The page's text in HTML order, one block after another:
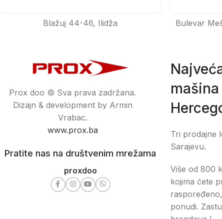
Blažuj 44-46, Ilidža Bulevar
Prox doo © Sva prava zadržana.
Dizajn & development by Armin
Vrabac.
www.prox.ba
Pratite nas na društvenim mrežama
proxdoo
Tri prodajne
Sarajevu.
Više od 800
kojima ćete
ponudi.